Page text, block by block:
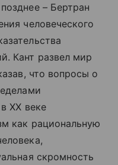
– Бертран
человеческого
Кант развел мир
что вопросы о
XX веке
как рациональную
скромность